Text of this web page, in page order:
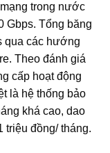
trong nước
Gbps. Tổng băng
qua các hướng
Theo đánh giá
cấp hoạt động
là hệ thống bảo
khá cao, dao
triệu đồng/ tháng.